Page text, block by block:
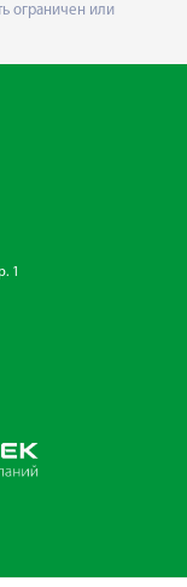
ограничен или
1